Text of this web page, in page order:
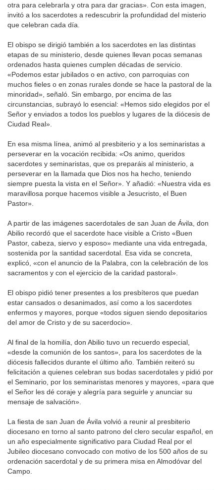
otra para celebrarla y otra para dar gracias». Con esta imagen,
invitó a los sacerdotes a redescubrir la profundidad del misterio
que celebran cada día.
El obispo se dirigió también a los sacerdotes en las distintas
etapas de su ministerio, desde quienes llevan pocas semanas
ordenados hasta quienes cumplen décadas de servicio.
«Podemos estar jubilados o en activo, con parroquias con
muchos fieles o en zonas rurales donde se hace la pastoral de la
minoridad», señaló. Sin embargo, por encima de las
circunstancias, subrayó lo esencial: «Hemos sido elegidos por el
Señor y enviados a todos los pueblos y lugares de la diócesis de
Ciudad Real».
En esa misma línea, animó al presbiterio y a los seminaristas a
perseverar en la vocación recibida: «Os animo, queridos
sacerdotes y seminaristas, que os preparáis al ministerio, a
perseverar en la llamada que Dios nos ha hecho, teniendo
siempre puesta la vista en el Señor». Y añadió: «Nuestra vida es
maravillosa porque hacemos visible a Jesucristo, el Buen
Pastor».
A partir de las imágenes sacerdotales de san Juan de Ávila, don
Abilio recordó que el sacerdote hace visible a Cristo «Buen
Pastor, cabeza, siervo y esposo» mediante una vida entregada,
sostenida por la santidad sacerdotal. Esa vida se concreta,
explicó, «con el anuncio de la Palabra, con la celebración de los
sacramentos y con el ejercicio de la caridad pastoral».
El obispo pidió tener presentes a los presbíteros que puedan
estar cansados o desanimados, así como a los sacerdotes
enfermos y mayores, porque «todos siguen siendo depositarios
del amor de Cristo y de su sacerdocio».
Al final de la homilía, don Abilio tuvo un recuerdo especial,
«desde la comunión de los santos», para los sacerdotes de la
diócesis fallecidos durante el último año. También reiteró su
felicitación a quienes celebran sus bodas sacerdotales y pidió por
el Seminario, por los seminaristas menores y mayores, «para que
el Señor les dé coraje y alegría para seguirle y anunciar su
mensaje de salvación».
La fiesta de san Juan de Ávila volvió a reunir al presbiterio
diocesano en torno al santo patrono del clero secular español, en
un año especialmente significativo para Ciudad Real por el
Jubileo diocesano convocado con motivo de los 500 años de su
ordenación sacerdotal y de su primera misa en Almodóvar del
Campo.